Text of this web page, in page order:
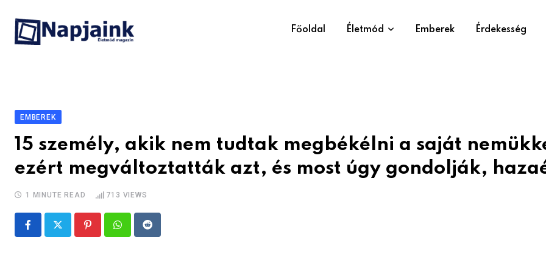
content
Főoldal Életmód Emberek Érdekesség
EMBEREK
15 személy, akik nem tudtak megbékélni a saját
ezért megváltoztatták azt, és most úgy gondolják,
1 MINUTE READ 713 VIEWS
PinterestWhatsappReddit